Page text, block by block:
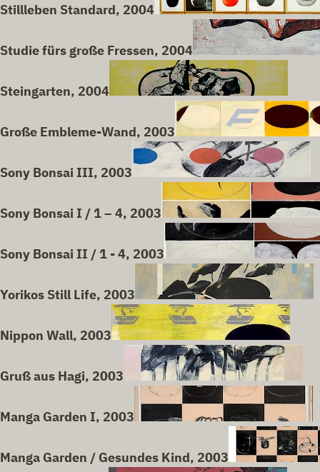
Stillleben Standard, 2004
Studie fürs große Fressen, 2004
Steingarten, 2004
Große Embleme-Wand, 2003
Sony Bonsai III, 2003
Sony Bonsai I / 1 – 4, 2003
Sony Bonsai II / 1 - 4, 2003
Yorikos Still Life, 2003
Nippon Wall, 2003
Gruß aus Hagi, 2003
Manga Garden I, 2003
Manga Garden / Gesundes Kind, 2003